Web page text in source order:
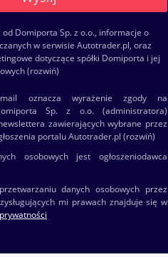
Domiporta Sp. z o.o., informacje o
w serwisie Autotrader.pl, oraz
dotyczące spółki Domiporta i jej
(rozwiń)
oznacza wyrażenie zgody na
Sp. z o.o. (administratora)
zawierających wybrane przez
portalu Autotrader.pl (rozwiń)
osobowych jest ogłoszeniodawca
danych osobowych przez
mi prawach znajduje się w